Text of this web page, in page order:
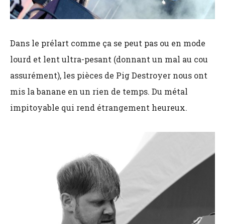
Dans le prélart comme ça se peut pas ou en mode
lourd et lent ultra-pesant (donnant un mal au cou
assurément), les pièces de Pig Destroyer nous ont
mis la banane en un rien de temps. Du métal
impitoyable qui rend étrangement heureux.